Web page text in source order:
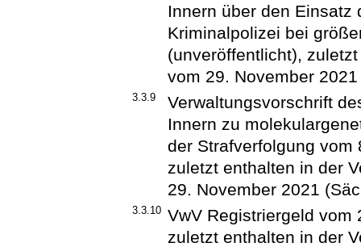
Innern über den Einsatz
Kriminalpolizei bei
(unveröffentlicht),
vom 29. November
3.3.9
Verwaltungsvorschrift
Innern zu
der Strafverfolgung vom
zuletzt enthalten in der
29. November 2021
3.3.10 VwV Registriergeld vom
zuletzt enthalten in der